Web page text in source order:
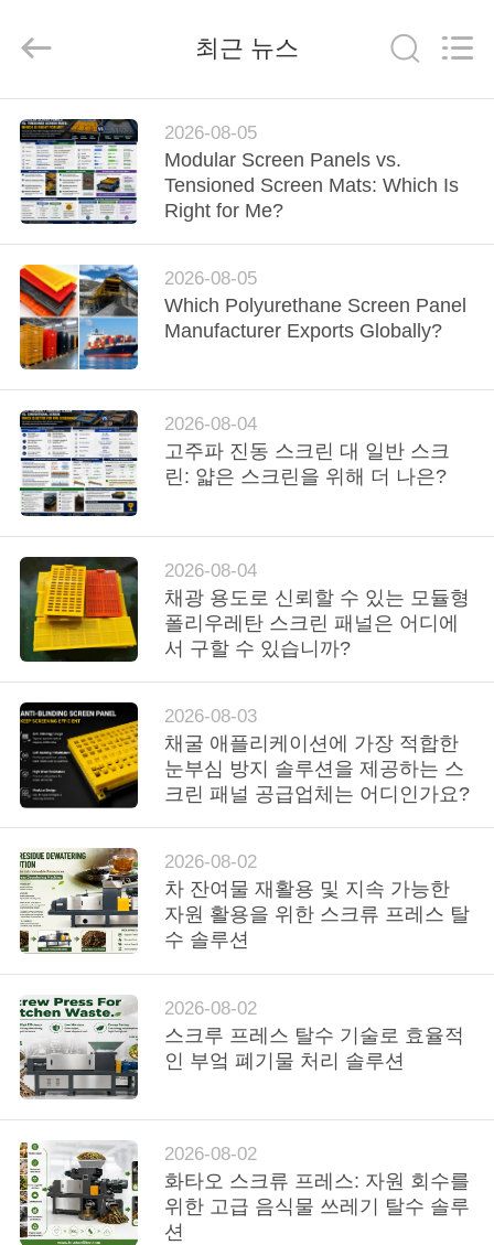
집
제
품
우
리
에
대
하
여
공
장
여
행
품
질
관
리
연
락
주
세
요
HUATAO
LOVER
Rights
최근 뉴스
2026-08-05
Modular Screen Panels vs.
Tensioned Screen Mats: Which Is
Right for Me?
2026-08-05
Which Polyurethane Screen Panel
Manufacturer Exports Globally?
2026-08-04
고주파 진동 스크린 대 일반 스크
린: 얇은 스크린을 위해 더 나은?
2026-08-04
채광 용도로 신뢰할 수 있는 모듈형
폴리우레탄 스크린 패널은 어디에
서 구할 수 있습니까?
2026-08-03
채굴 애플리케이션에 가장 적합한
눈부심 방지 솔루션을 제공하는 스
크린 패널 공급업체는 어디인가요?
2026-08-02
차 잔여물 재활용 및 지속 가능한
자원 활용을 위한 스크류 프레스 탈
수 솔루션
2026-08-02
스크루 프레스 탈수 기술로 효율적
인 부엌 폐기물 처리 솔루션
2026-08-02
화타오 스크류 프레스: 자원 회수를
위한 고급 음식물 쓰레기 탈수 솔루
션